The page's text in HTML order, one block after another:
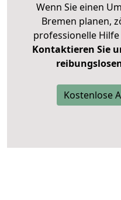
Wenn Sie einen
Bremen planen,
professionelle
Kontaktieren Sie
Kostenlose